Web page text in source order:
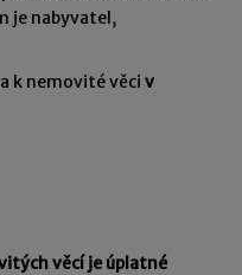
je nabyvatel,
k nemovité věciv
věcí je úplatné